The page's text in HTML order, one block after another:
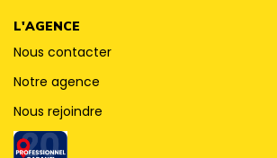
L'AGENCE
Nous contacter
Notre agence
Nous rejoindre